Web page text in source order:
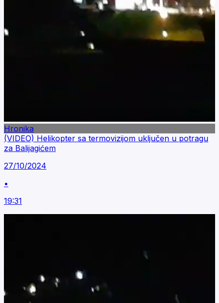
Hronika
(VIDEO) Helikopter sa termovizijom uključen u potragu
za Balijagićem
27/10/2024
•
19:31